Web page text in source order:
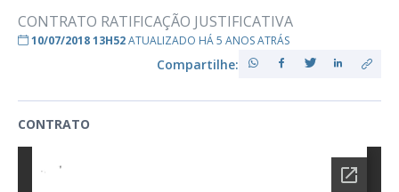
CONTRATO RATIFICAÇÃO JUSTIFICATIVA
10/07/2018 13H52ATUALIZADO HÁ 5 ANOS ATRÁS
Compartilhe:
CONTRATO